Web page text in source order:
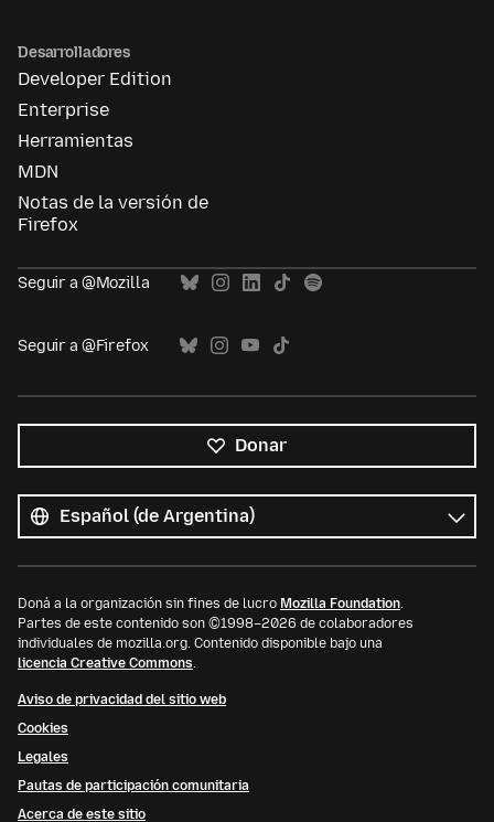
Desarrolladores
Developer Edition
Enterprise
Herramientas
MDN
Notas de la versión de
Firefox
Seguir a @Mozilla
Seguir a @Firefox
Donar
los
idiomas
Idioma
Doná a la organización sin fines de lucro Mozilla Foundation.
Partes de este contenido son ©1998–2026 de colaboradores
individuales de mozilla.org. Contenido disponible bajo una
licencia Creative Commons.
Aviso de privacidad del sitio web
Cookies
Legales
Pautas de participación comunitaria
Acerca de este sitio